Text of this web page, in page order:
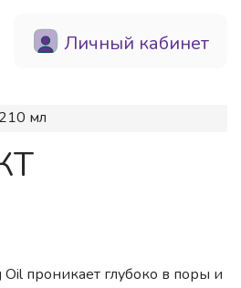
Личный кабинет
мл
проникает глубоко в поры и